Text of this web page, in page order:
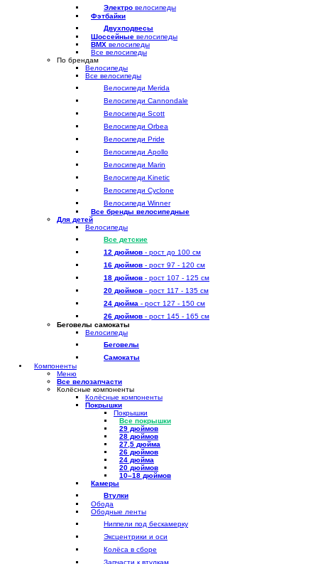
Электро велосипеды
Фэтбайки
Двухподвесы
Шоссейные велосипеды
BMX велосипеды
Все велосипеды
По брендам
Велосипеды
Все велосипеды
Велосипеди Merida
Велосипеди Cannondale
Велосипеди Scott
Велосипеди Orbea
Велосипеди Pride
Велосипеди Apollo
Велосипеди Marin
Велосипеди Kinetic
Велосипеди Cyclone
Велосипеди Winner
Все бренды велосипедные
Для детей
Велосипеды
Все детские
12 дюймов - рост до 100 см
16 дюймов - рост 97 - 120 см
18 дюймов - рост 107 - 125 см
20 дюймов - рост 117 - 135 см
24 дюйма - рост 127 - 150 см
26 дюймов - рост 145 - 165 см
Беговелы самокаты
Велосипеды
Беговелы
Самокаты
Компоненты
Меню
Все велозапчасти
Колёсные компоненты
Колёсные компоненты
Покрышки
Покрышки
Все покрышки
29 дюймов
28 дюймов
27,5 дюйма
26 дюймов
24 дюйма
20 дюймов
10–18 дюймов
Камеры
Втулки
Обода
Ободные ленты
Ниппели под бескамерку
Эксцентрики и оси
Колёса в сборе
Запчасти к втулкам